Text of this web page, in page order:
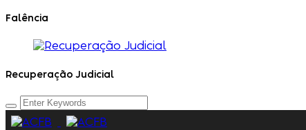
Falência
Recuperação Judicial